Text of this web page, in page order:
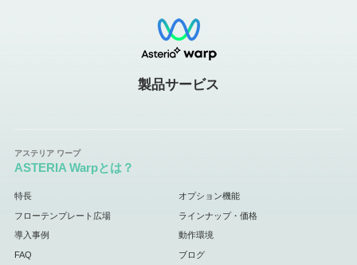
製品サービス
ASTERIA Warpとは？
特長 オプション機能
フローテンプレート広場 ラインナップ・価格
導入事例 動作環境
FAQ ブログ